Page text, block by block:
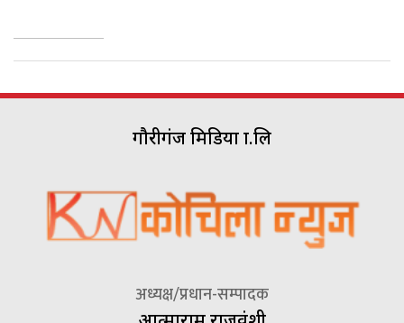
गौरीगंज मिडिया प्रा.लि
अध्यक्ष/प्रधान-सम्पादक